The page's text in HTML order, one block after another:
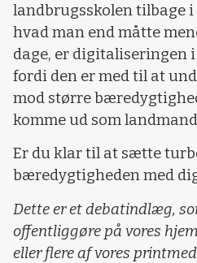
landbrugsskolen tilbage
hvad man end måtte
dage, er digitaliseringen
fordi den er med til at
mod større
komme ud som
Er du klar til at sætte
bæredygtigheden med
Dette er et debatindlæg,
offentliggøre på vores
eller flere af vores